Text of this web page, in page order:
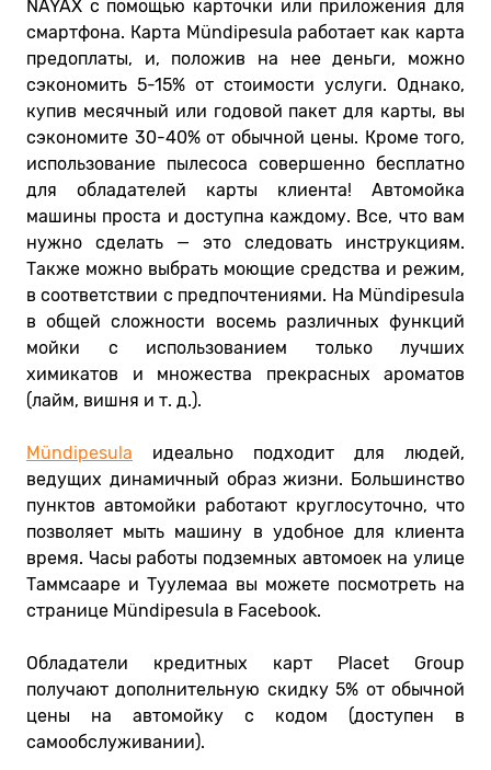
NAYAX с помощью карточки или приложения для
смартфона. Карта Mündipesula работает как карта
предоплаты, и, положив на нее деньги, можно
сэкономить 5-15% от стоимости услуги. Однако,
купив месячный или годовой пакет для карты, вы
сэкономите 30-40% от обычной цены. Кроме того,
использование пылесоса совершенно бесплатно
для обладателей карты клиента! Автомойка
машины проста и доступна каждому. Все, что вам
нужно сделать — это следовать инструкциям.
Также можно выбрать моющие средства и режим,
в соответствии с предпочтениями. На Mündipesula
в общей сложности восемь различных функций
мойки с использованием только лучших
химикатов и множества прекрасных ароматов
(лайм, вишня и т. д.).
Mündipesula идеально подходит для людей,
ведущих динамичный образ жизни. Большинство
пунктов автомойки работают круглосуточно, что
позволяет мыть машину в удобное для клиента
время. Часы работы подземных автомоек на улице
Таммсааре и Туулемаа вы можете посмотреть на
странице Mündipesula в Facebook.
Обладатели кредитных карт Placet Group
получают дополнительную скидку 5% от обычной
цены на автомойку с кодом (доступен в
самообслуживании).